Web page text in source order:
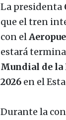
La presidenta
que el tren
con el
estará
Mundial de la
2026en el
Durante la